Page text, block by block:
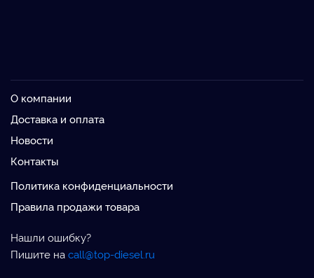
О компании
Доставка и оплата
Новости
Контакты
Политика конфиденциальности
Правила продажи товара
Нашли ошибку?
Пишите наcall@top-diesel.ru